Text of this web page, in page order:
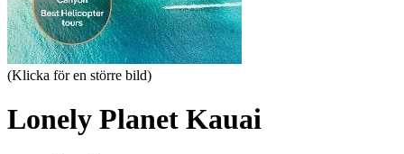
(Klicka för en större bild)
Lonely Planet Kauai